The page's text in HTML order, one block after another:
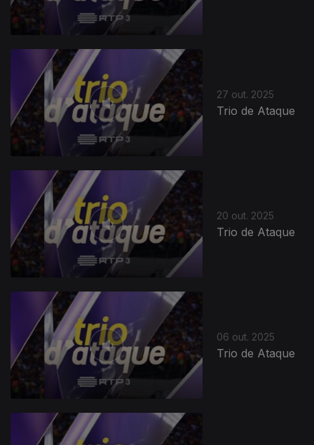
27 out. 2025
Trio de Ataque
20 out. 2025
Trio de Ataque
06 out. 2025
Trio de Ataque